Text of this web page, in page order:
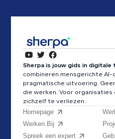
Sherpa is jouw gids in
combineren mensgerichte
pragmatische uitvoering.
die werken. Voor
zichzelf te verliezen.
Homepage
Werken Bij
Spreek een expert